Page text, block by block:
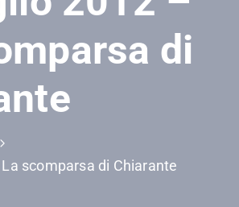
di
scomparsa di Chiarante